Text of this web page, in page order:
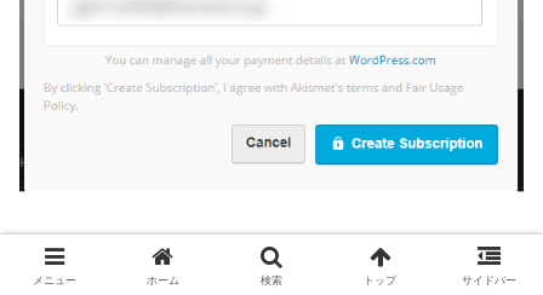
メニュー ホーム 検索 トップ サイドバー